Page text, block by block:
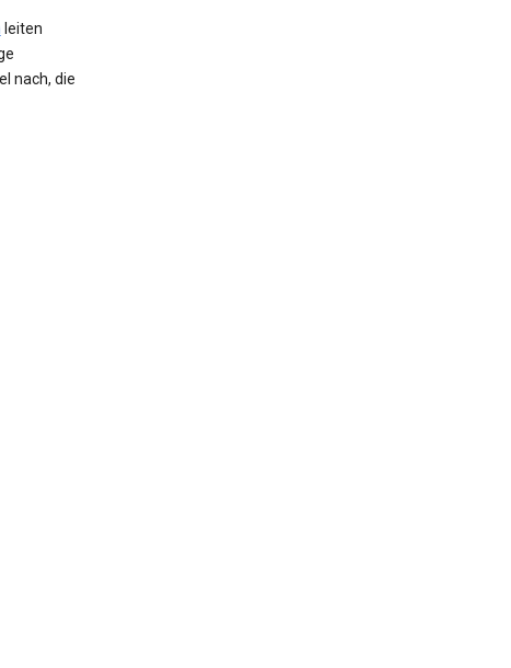
leiten
nach, die